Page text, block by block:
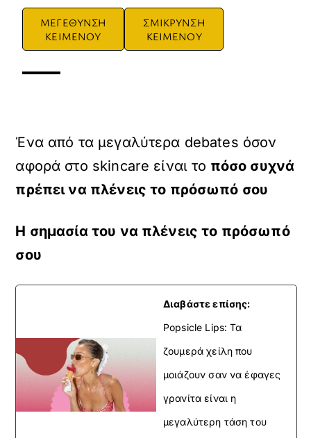
ΜΕΓΕΘΥΝΣΗ
ΚΕΙΜΕΝΟΥ
ΣΜΙΚΡΥΝΣΗ
ΚΕΙΜΕΝΟΥ
Ένα από τα μεγαλύτερα debates όσον
αφορά στο skincare είναι το πόσο συχνά
πρέπει να πλένεις το πρόσωπό σου
Η σημασία του να πλένεις το πρόσωπό
σου
Διαβάστε επίσης:
Popsicle Lips: Τα
ζουμερά χείλη που
μοιάζουν σαν να έφαγες
γρανίτα είναι η
μεγαλύτερη τάση του